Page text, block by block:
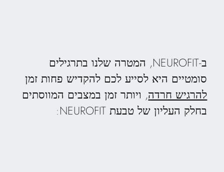
ב-NEUROFIT, המטרה שלנו בתרגילים
סומטיים היא לסייע לכם להקדיש פחות זמן
להרגיש חרדה, ויותר זמן במצבים המווסתים
בחלק העליון של טבעת NEUROFIT: